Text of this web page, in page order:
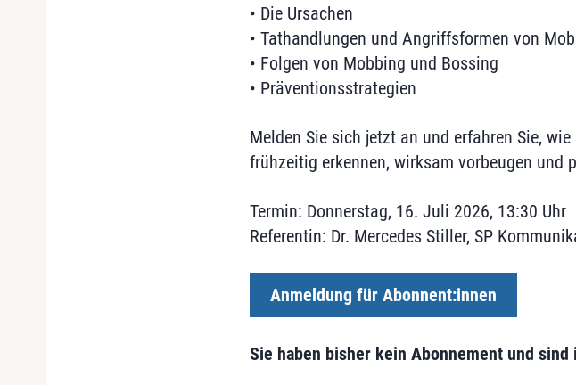
• Die Ursachen
• Tathandlungen und Angriffsformen von
• Folgen von Mobbing und Bossing
• Präventionsstrategien
Melden Sie sich jetzt an und erfahren Sie,
frühzeitig erkennen, wirksam vorbeugen und
Termin: Donnerstag, 16. Juli 2026, 13:30 Uhr
Referentin: Dr. Mercedes Stiller, SP
Anmeldung für Abonnent:innen
Sie haben bisher kein Abonnement und